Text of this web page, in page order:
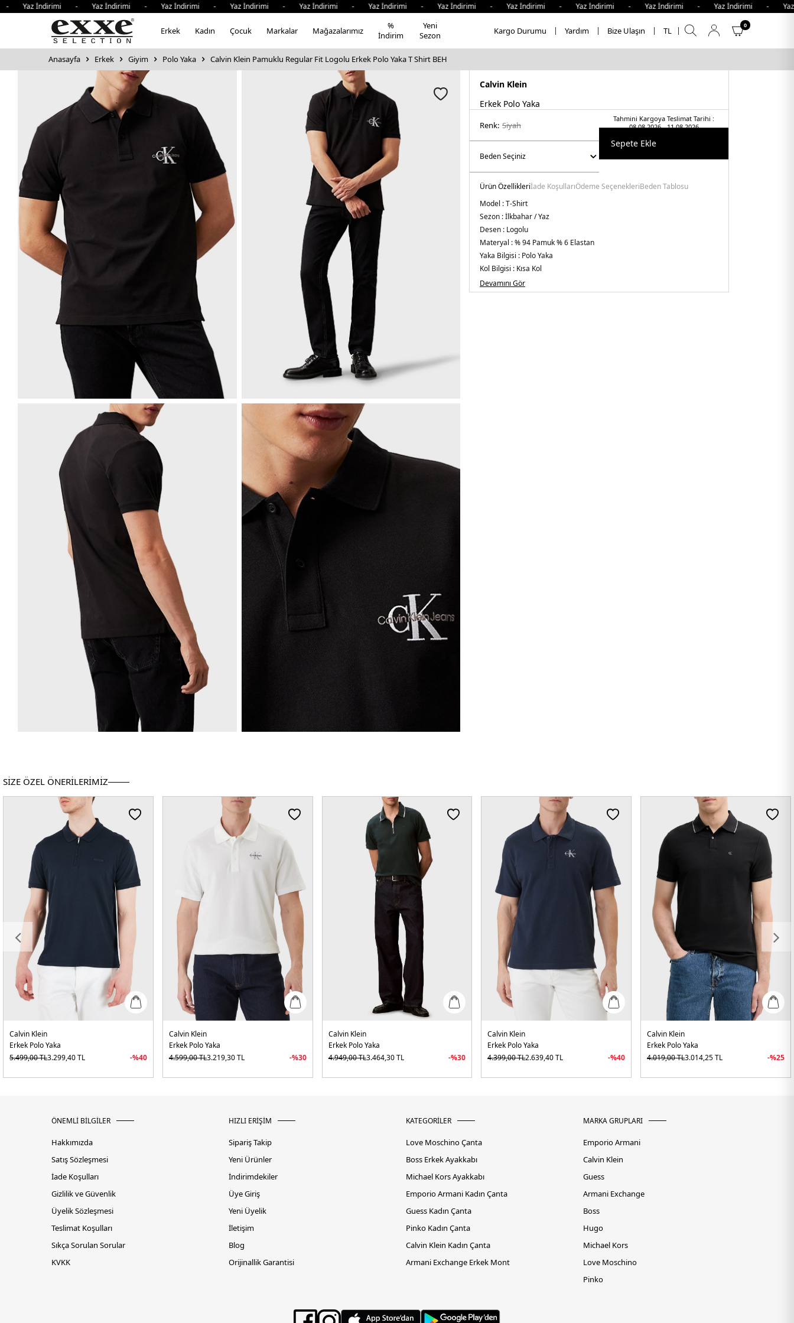
İndirimi - Yaz İndirimi - Yaz İndirimi - Yaz İndirimi - Yaz İndirimi - Yaz İndirimi - Yaz İndirimi - Yaz İndirimi - Yaz İndirimi - Yaz İndirimi - Yaz İndirimi -
Erkek Kadın Çocuk Markalar Mağazalarımız
%
İndirim
Yeni
Sezon
Kargo Durumu Yardım Bize Ulaşın TL
0
Anasayfa Erkek Giyim Polo Yaka Calvin Klein Pamuklu Regular Fit Logolu Erkek Polo Yaka T Shirt BEH
Calvin Klein
Erkek Polo Yaka
Tahmini Kargoya Teslimat Tarihi :
08.08.2026 - 11.08.2026
Renk: si̇yah
Sepete Ekle
Ürün Özellikleriİade KoşullarıÖdeme SeçenekleriBeden Tablosu
Model :T-Shirt
Sezon :İlkbahar / Yaz
Desen : Logolu
Materyal :% 94 Pamuk % 6 Elastan
Yaka Bilgisi : Polo Yaka
Kol Bilgisi : Kısa Kol
Kalıp Bilgisi :Regular Fit
Detay :- İki düğmeli polo yaka- Göğüste marka monogram nakışlı işleme
Devamını Gör
SİZE ÖZEL ÖNERİLERİMİZ
Calvin Klein
Erkek Polo Yaka
5.499,00TL3.299,40TL -%40
Calvin Klein
Erkek Polo Yaka
4.599,00TL3.219,30TL -%30
Calvin Klein
Erkek Polo Yaka
4.949,00TL3.464,30TL -%30
Calvin Klein
Erkek Polo Yaka
4.399,00TL2.639,40TL -%40
Calvin Klein
Erkek Polo Yaka
4.019,00TL3.014,25TL -%25
ÖNEMLİ BİLGİLER
Hakkımızda
Satış Sözleşmesi
İade Koşulları
Gizlilik ve Güvenlik
Üyelik Sözleşmesi
Teslimat Koşulları
Sıkça Sorulan Sorular
KVKK
HIZLI ERİŞİM
Sipariş Takip
Yeni Ürünler
İndirimdekiler
Üye Giriş
Yeni Üyelik
İletişim
Blog
Orijinallik Garantisi
KATEGORİLER
Love Moschino Çanta
Boss Erkek Ayakkabı
Michael Kors Ayakkabı
Emporio Armani Kadın Çanta
Guess Kadın Çanta
Pinko Kadın Çanta
Calvin Klein Kadın Çanta
Armani Exchange Erkek Mont
MARKA GRUPLARI
Emporio Armani
Calvin Klein
Guess
Armani Exchange
Boss
Hugo
Michael Kors
Love Moschino
Pinko